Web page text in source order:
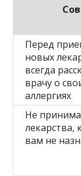
Перед
новых
всегда
врачу о
аллергиях
Не
лекарства,
вам не